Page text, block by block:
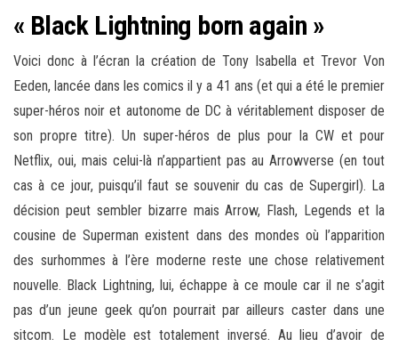
« Black Lightning born again »
Voici donc à l’écran la création de Tony Isabella et Trevor Von
Eeden, lancée dans les comics il y a 41 ans (et qui a été le premier
super-héros noir et autonome de DC à véritablement disposer de
son propre titre). Un super-héros de plus pour la CW et pour
Netflix, oui, mais celui-là n’appartient pas au Arrowverse (en tout
cas à ce jour, puisqu’il faut se souvenir du cas de Supergirl). La
décision peut sembler bizarre mais Arrow, Flash, Legends et la
cousine de Superman existent dans des mondes où l’apparition
des surhommes à l’ère moderne reste une chose relativement
nouvelle. Black Lightning, lui, échappe à ce moule car il ne s’agit
pas d’un jeune geek qu’on pourrait par ailleurs caster dans une
sitcom. Le modèle est totalement inversé. Au lieu d’avoir de